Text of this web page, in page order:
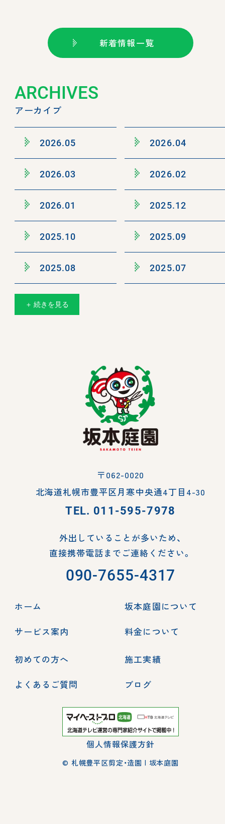
新着情報一覧
ARCHIVES
アーカイブ
2026.05 2026.04
2026.03 2026.02
2026.01 2025.12
2025.10 2025.09
2025.08 2025.07
＋ 続きを見る
〒062-0020
北海道札幌市豊平区月寒中央通4丁目4-30
TEL. 011-595-7978
外出していることが多いため、
直接携帯電話までご連絡ください。
090-7655-4317
ホーム
坂本庭園について
サービス案内
料金について
初めての方へ
施工実績
よくあるご質問
ブログ
個人情報保護方針
© 札幌豊平区剪定・造園 | 坂本庭園